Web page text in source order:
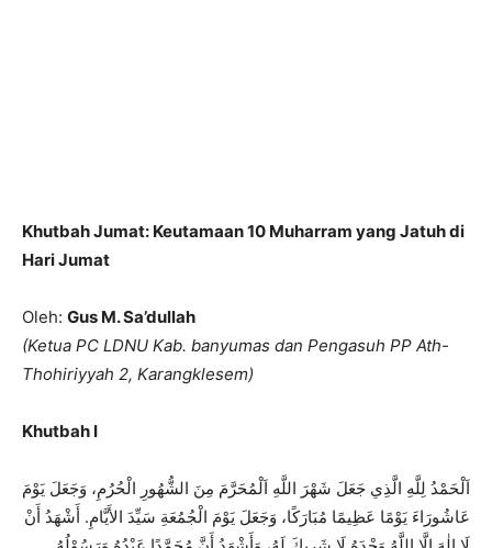
Khutbah Jumat: Keutamaan 10 Muharram yang Jatuh di
Hari Jumat
Oleh: Gus M. Sa’dullah
(Ketua PC LDNU Kab. banyumas dan Pengasuh PP Ath-
Thohiriyyah 2, Karangklesem)
Khutbah I
اَلْحَمْدُ لِلَّهِ الَّذِي جَعَلَ شَهْرَ اللَّهِ اَلْمُحَرَّمَ مِنَ الشُّهُورِ الْحُرُمِ، وَجَعَلَ يَوْمَ
عَاشُورَاءَ يَوْمًا عَظِيمًا مُبَارَكًا، وَجَعَلَ يَوْمَ الْجُمُعَةِ سَيِّدَ الأَيَّامِ. أَشْهَدُ أَنْ